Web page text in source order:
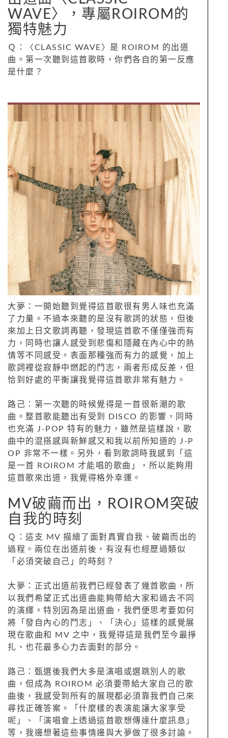
WAVE〉，專屬ROIROM的
獨特魅力
Ｑ：〈CLASSIC WAVE〉是 ROIROM 的出道
曲。第一次聽到這首歌時，你們各自的第一反應
是什麼？
大夢：一開始聽到覺得這首歌很有男人味也充滿
了力量。不過本來聽的是沒有歌詞的狀態，但後
來加上日文歌詞再聽，發現這首歌不僅僅強而有
力，同時也讓人感受到悲傷和隱藏在內心中的熱
情等不同感受。表面那種強而有力的感覺，加上
歌詞裡從寂靜中燃起的鬥志，兩者形成反差，但
恰到好處的平衡讓我覺得這首歌非常有魅力。
路己：第一次聽的時候覺得是一首很新潮的歌
曲。整首歌能聽出有受到 DISCO 的影響，同時
也充滿 J-POP 特有的魅力，雖然是這樣說，歌
曲中的混搭感與新鮮感又和我以前所知道的 J-P
OP 非常不一樣。另外，看到歌詞時我感到「這
是一首 ROIROM 才能唱的歌曲」，所以能夠用
這首歌來出道，我覺得格外幸運。
MV破繭而出，ROIROM突破
自我的時刻
Ｑ：這支 MV 描繪了面對真實自我、破繭而出的
過程。兩位在出道前後，有沒有也經歷過類似
「必須突破自己」的時刻？
大夢：正式出道前我們已經發表了幾首歌曲，所
以我們希望正式出道曲能夠帶給大家和過去不同
的演繹。特別因為是出道曲，我們便思考要如何
將「發自內心的鬥志」、「決心」這樣的感覺展
現在歌曲和 MV 之中，我覺得這是我們至今最掙
扎、也花最多心力去面對的部分。
路己：甄選後我們大多是演唱或選跳別人的歌
曲，但成為 ROIROM 必須要帶給大家自己的歌
曲後，我感受到所有的展現都必須靠我們自己來
尋找正確答案。「什麼樣的表演能讓大家享受
呢」、「演唱會上透過這首歌想傳達什麼訊息」
等，我邊想著這些事情邊與大夢做了很多討論。